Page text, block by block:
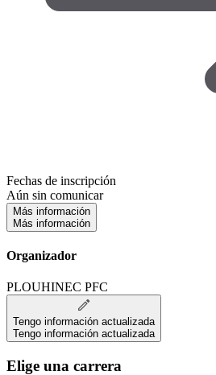
Fechas de inscripción
Aún sin comunicar
Más información
Más información
Organizador
PLOUHINEC PFC
Tengo información actualizada
Tengo información actualizada
Elige una carrera